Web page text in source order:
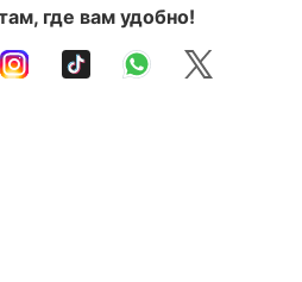
где вам удобно!